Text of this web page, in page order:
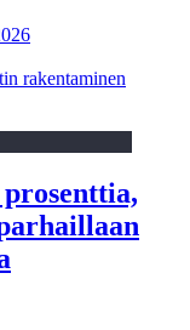
rakentaminen